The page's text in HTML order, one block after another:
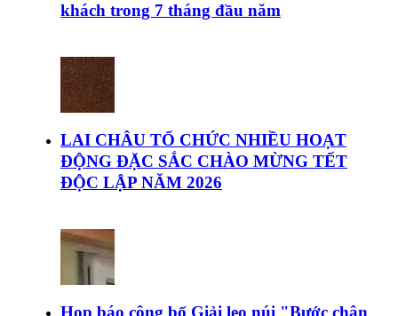
khách trong 7 tháng đầu năm
LAI CHÂU TỔ CHỨC NHIỀU HOẠT
ĐỘNG ĐẶC SẮC CHÀO MỪNG TẾT
ĐỘC LẬP NĂM 2026
Họp báo công bố Giải leo núi "Bước chân